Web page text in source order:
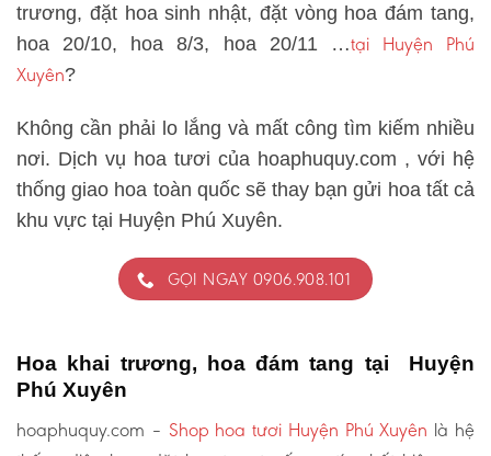
trương, đặt hoa sinh nhật, đặt vòng hoa đám tang,
hoa 20/10, hoa 8/3, hoa 20/11 …tại Huyện Phú
Xuyên?
Không cần phải lo lắng và mất công tìm kiếm nhiều
nơi. Dịch vụ hoa tươi của hoaphuquy.com , với hệ
thống giao hoa toàn quốc sẽ thay bạn gửi hoa tất cả
khu vực tại Huyện Phú Xuyên.
GỌI NGAY 0906.908.101
Hoa khai trương, hoa đám tang tại Huyện
Phú Xuyên
hoaphuquy.com – Shop hoa tươi Huyện Phú Xuyên là hệ